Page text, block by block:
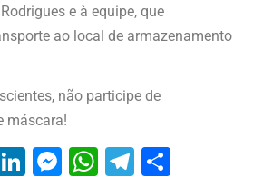
e à equipe, que
ao local de armazenamento
não participe de
máscara!
LinkedIn
Messenger
WhatsApp
Telegram